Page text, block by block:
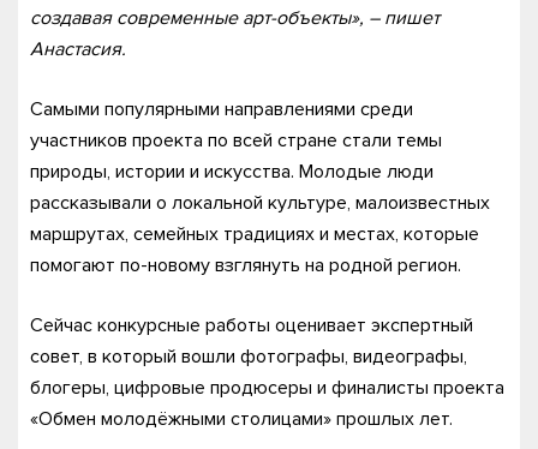
создавая современные арт-объекты», – пишет
Анастасия.
Самыми популярными направлениями среди
участников проекта по всей стране стали темы
природы, истории и искусства. Молодые люди
рассказывали о локальной культуре, малоизвестных
маршрутах, семейных традициях и местах, которые
помогают по-новому взглянуть на родной регион.
Сейчас конкурсные работы оценивает экспертный
совет, в который вошли фотографы, видеографы,
блогеры, цифровые продюсеры и финалисты проекта
«Обмен молодёжными столицами» прошлых лет.